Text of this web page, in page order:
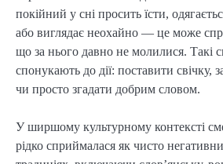
покійний у сні просить їсти,
або виглядає неохайно — це може
що за нього давно не молилися. Такі
спонукають до дії: поставити свічку,
чи просто згадати добрим словом.
У ширшому культурному контексті
рідко сприймалася як чисто